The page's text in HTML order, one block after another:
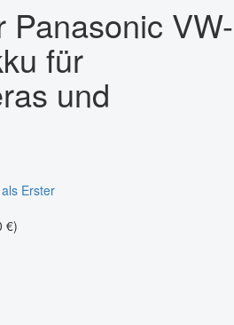
Panasonic VW-
für
und
Erster
€)